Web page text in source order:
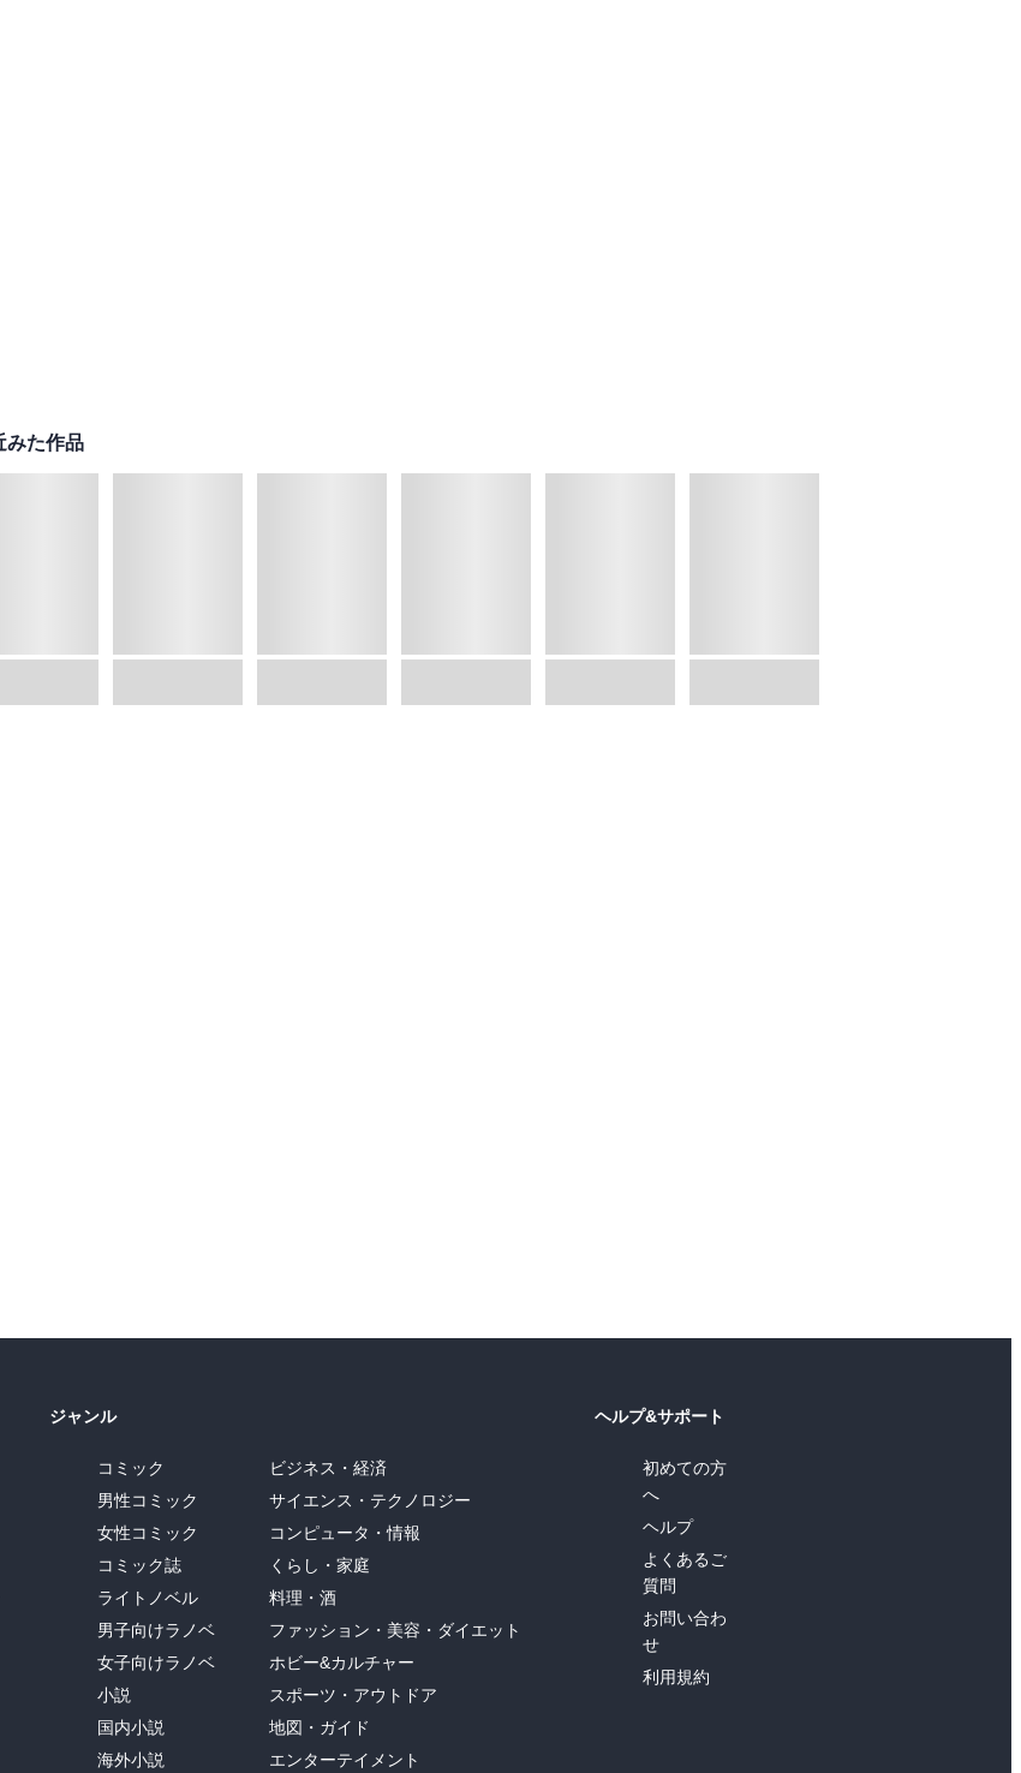
みた作品
ジャンル
コミック
男性コミック
女性コミック
コミック誌
ライトノベル
男子向けラノベ
女子向けラノベ
小説
国内小説
海外小説
ビジネス・経済
サイエンス・テクノロジー
コンピュータ・情報
くらし・家庭
料理・酒
ファッション・美容・ダイエット
ホビー&カルチャー
スポーツ・アウトドア
地図・ガイド
エンターテイメント
ヘルプ&サポート
初めての方
へ
ヘルプ
よくあるご
質問
お問い合わ
せ
利用規約